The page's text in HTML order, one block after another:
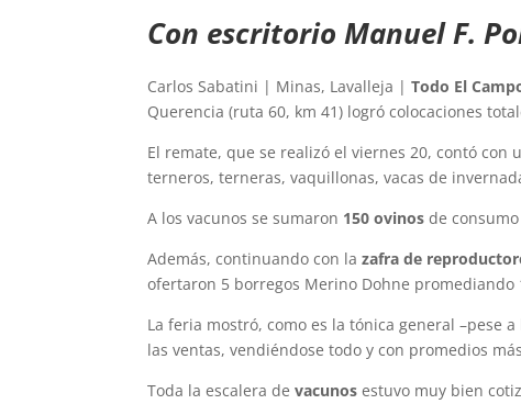
Con escritorio Manuel F.
Carlos Sabatini | Minas, Lavalleja |Todo El
Querencia (ruta 60, km 41) logró colocaciones
El remate, que se realizó el viernes 20, contó con
terneros, terneras, vaquillonas, vacas de
A los vacunos se sumaron 150 ovinos de
Además, continuando con lazafra de
ofertaron 5 borregos Merino Dohne promediando
La feria mostró, como es la tónica general –pese
las ventas, vendiéndose todo y con promedios
Toda la escalera devacunos estuvo muy bien